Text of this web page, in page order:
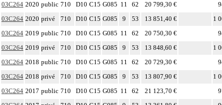
03C264 2020 public 710 D10 C15 G085 11 62 20 799,30 €
03C264 2020 privé 710 D10 C15 G085 9 53 13 851,40 €
1
03C264 2019 public 710 D10 C15 G085 11 62 20 750,30 €
03C264 2019 privé 710 D10 C15 G085 9 53 13 848,60 €
1
03C264 2018 public 710 D10 C15 G085 11 62 20 729,30 €
03C264 2018 privé 710 D10 C15 G085 9 53 13 807,90 €
1
03C264 2017 public 710 D10 C15 G085 11 62 21 123,70 €